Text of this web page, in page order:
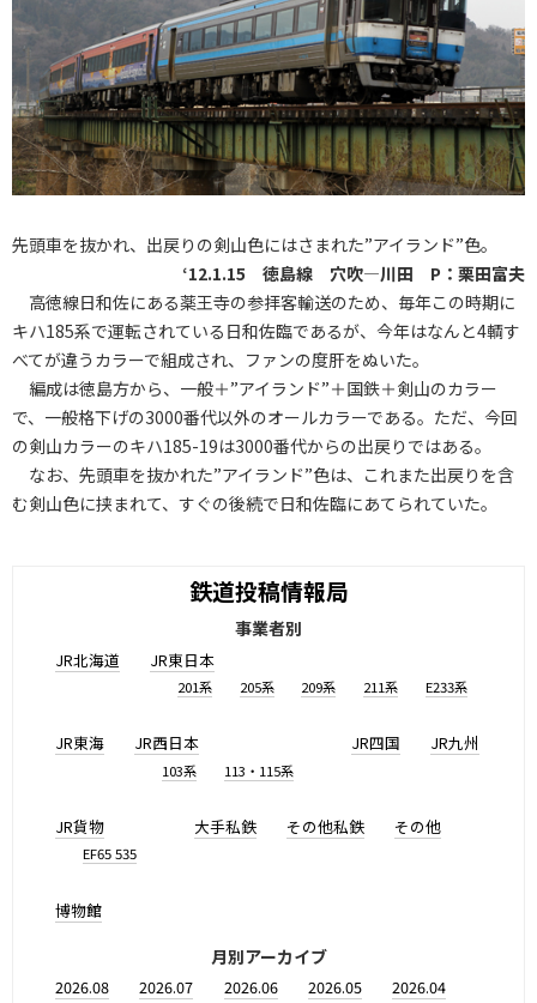
先頭車を抜かれ、出戻りの剣山色にはさまれた”アイランド”色。
‘12.1.15 徳島線 穴吹―川田 P：栗田富夫
高徳線日和佐にある薬王寺の参拝客輸送のため、毎年この時期に
キハ185系で運転されている日和佐臨であるが、今年はなんと4輌す
べてが違うカラーで組成され、ファンの度肝をぬいた。
編成は徳島方から、一般＋”アイランド”＋国鉄＋剣山のカラー
で、一般格下げの3000番代以外のオールカラーである。ただ、今回
の剣山カラーのキハ185-19は3000番代からの出戻りではある。
なお、先頭車を抜かれた”アイランド”色は、これまた出戻りを含
む剣山色に挟まれて、すぐの後続で日和佐臨にあてられていた。
鉄道投稿情報局
事業者別
JR北海道 JR東日本
201系 205系 209系 211系 E233系
JR東海 JR西日本
103系 113・115系
JR四国 JR九州
JR貨物
EF65 535
大手私鉄 その他私鉄 その他
博物館
月別アーカイブ
2026.08 2026.07 2026.06 2026.05
2026.04